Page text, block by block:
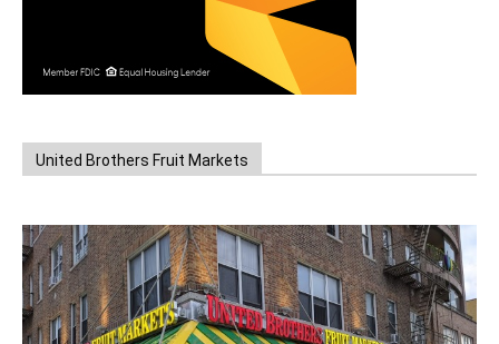
United Brothers Fruit Markets